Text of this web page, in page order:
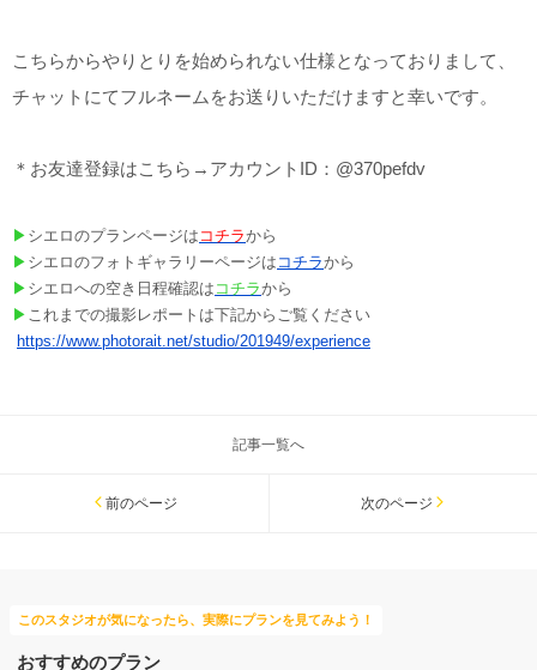
こちらからやりとりを始められない仕様となっておりまして、
チャットにてフルネームをお送りいただけますと幸いです。
＊お友達登録はこちら→アカウントID：@370pefdv
▶ シエロのプランページは コチラから
▶ シエロのフォトギャラリーページは コチラから
▶ シエロへの空き⽇程確認は コチラから
▶ これまでの撮影レポートは下記からご覧ください
https://www.photorait.net/studio/201949/experience
記事一覧へ
前のページ 次のページ
このスタジオが気になったら、実際にプランを見てみよう！
おすすめのプラン